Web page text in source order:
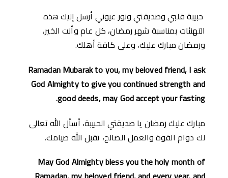
حبيبة قلبي وصديقتي ونور عيوني أرسل إليك هذه
التهنئات بمناسبة شهر رمضان، كل عام وأنت الخير،
ورمضان مبارك عليك، وعلى كافة أهلك.
Ramadan Mubarak to you, my beloved friend, I ask
God Almighty to give you continued strength and
good deeds, may God accept your fasting.
مبارك عليك رمضان يا صديقتي الحبيبة، أسأل الله تعالى
لك دوام القوة والعمل الصالح، تقبل الله صيامك.
May God Almighty bless you the holy month of